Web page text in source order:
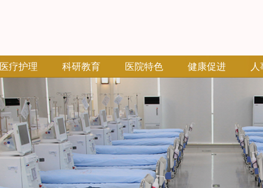
医疗护理 科研教育 医院特色 健康促进